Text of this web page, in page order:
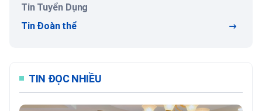
Tin Tuyển Dụng
Tin Đoàn thể
TIN ĐỌC NHIỀU